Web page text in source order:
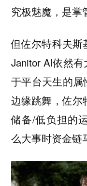
究极魅魔，是掌
但佐尔特科夫斯
Janitor AI依然
于平台天生的属
边缘跳舞，佐尔
储备/低负担的
么大事时资金链